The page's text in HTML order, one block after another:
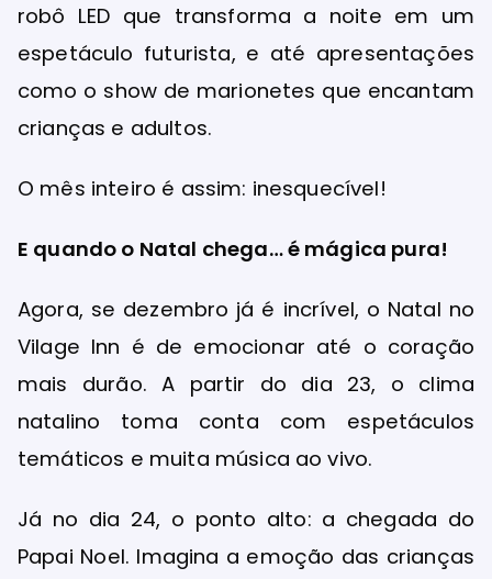
robô LED que transforma a noite em um
espetáculo futurista, e até apresentações
como o show de marionetes que encantam
crianças e adultos.
O mês inteiro é assim: inesquecível!
E quando o Natal chega… é mágica pura!
Agora, se dezembro já é incrível, o Natal no
Vilage Inn é de emocionar até o coração
mais durão. A partir do dia 23, o clima
natalino toma conta com espetáculos
temáticos e muita música ao vivo.
Já no dia 24, o ponto alto: a chegada do
Papai Noel. Imagina a emoção das crianças